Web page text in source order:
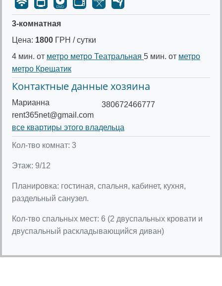
3-комнатная
Цена: 1800 ГРН / сутки
4 мин. от метро метро Театральная 5 мин. от метро
метро Крещатик
Контактные данные хозяина
Марианна
rent365net@gmail.com
380672466777
все квартиры этого владельца
Кол-тво комнат: 3
Этаж: 9/12
Планировка: гостиная, спальня, кабинет, кухня,
раздельный санузел.
Кол-тво спальных мест: 6 (2 двуспальных кровати и
двуспальный раскладывающийся диван)